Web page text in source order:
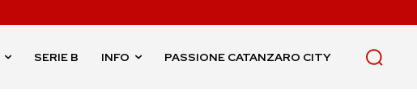
SERIE B INFO PASSIONE CATANZARO CITY